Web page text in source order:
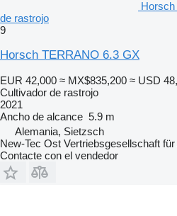
de rastrojo
9
Horsch TERRANO 6.3 GX
EUR 42,000 ≈ MX$835,200 ≈ USD
Cultivador de rastrojo
2021
Ancho de alcance 5.9 m
Alemania, Sietzsch
New-Tec Ost Vertriebsgesellschaft
Contacte con el vendedor